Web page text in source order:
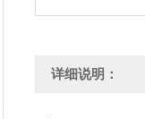
详细说明：